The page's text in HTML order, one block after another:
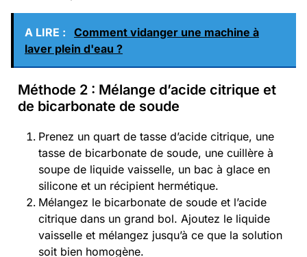
A LIRE :
Comment vidanger une machine à
laver plein d'eau ?
Méthode 2 : Mélange d’acide citrique et
de bicarbonate de soude
Prenez un quart de tasse d’acide citrique, une
tasse de bicarbonate de soude, une cuillère à
soupe de liquide vaisselle, un bac à glace en
silicone et un récipient hermétique.
Mélangez le bicarbonate de soude et l’acide
citrique dans un grand bol. Ajoutez le liquide
vaisselle et mélangez jusqu’à ce que la solution
soit bien homogène.